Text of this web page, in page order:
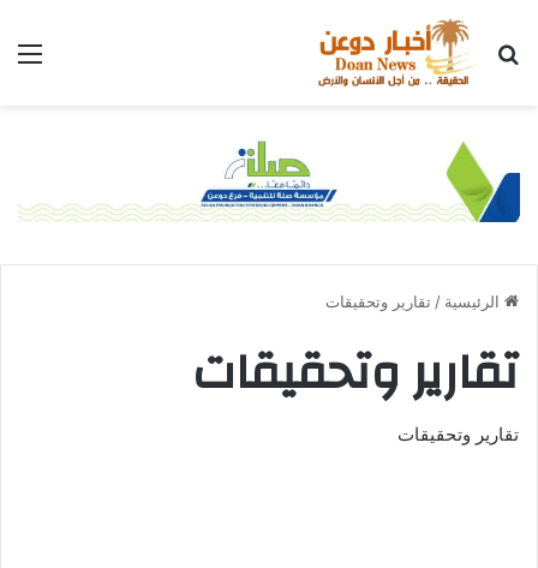
الرئيسية / تقارير وتحقيقات
تقارير وتحقيقات
تقارير وتحقيقات